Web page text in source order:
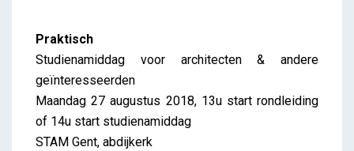
Praktisch
Studienamiddag voor architecten & andere
geïnteresseerden
Maandag 27 augustus 2018, 13u start rondleiding
of 14u start studienamiddag
STAM Gent, abdijkerk